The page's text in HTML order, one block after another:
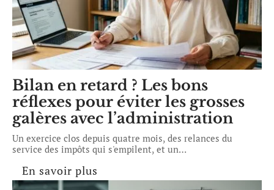
Bilan en retard ? Les bons
réflexes pour éviter les grosses
galères avec l’administration
Un exercice clos depuis quatre mois, des relances du
service des impôts qui s'empilent, et un…
En savoir plus